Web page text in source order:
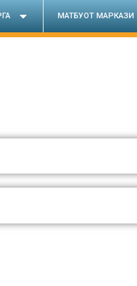
МАТБУОТ МАРКАЗИ